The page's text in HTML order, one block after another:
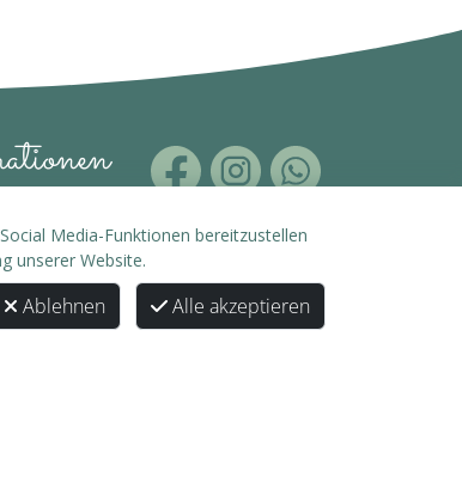
Media-Funktionen bereitzustellen
unserer Website.
Ablehnen Alle akzeptieren